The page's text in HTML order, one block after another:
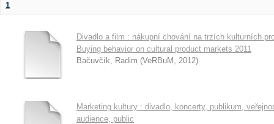
1
Divadlo a film : nákupní chování na trzích kulturních
Buying behavior on cultural product markets 2011
Bačuvčík, Radim (VeRBuM , 2012)
Marketing kultury : divadlo, koncerty, publikum,
audience, public